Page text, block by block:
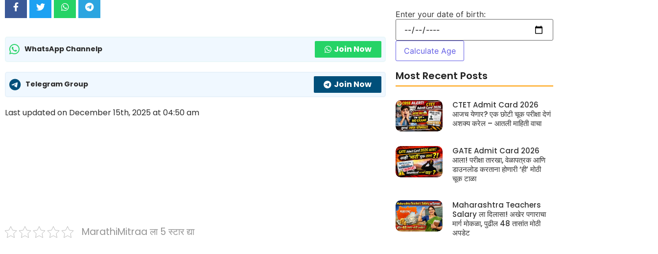
WhatsApp Channelp Join Now
Telegram Group Join Now
Last updated on December 15th, 2025 at 04:50 am
MarathiMitraa ला 5 स्टार द्या
Enter your date of birth:
Calculate Age
Most Recent Posts
CTET Admit Card 2026
आजच येणार? एक छोटी चूक परीक्षा देणं
अशक्य करेल – आतली माहिती वाचा
GATE Admit Card 2026
आला! परीक्षा तारखा, वेळापत्रक आणि
डाउनलोड करताना होणारी ‘ही’ मोठी
चूक टाळा
Maharashtra Teachers
Salary ला दिलासा! अखेर पगाराचा
मार्ग मोकळा, पुढील 48 तासांत मोठी
अपडेट